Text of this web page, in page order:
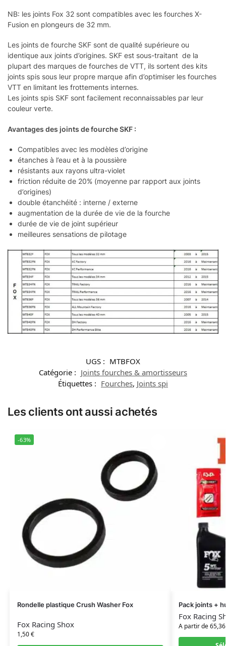
NB: les joints Fox 32 sont compatibles avec les fourches X-
Fusion en plongeurs de 32 mm.
Les joints de fourche SKF sont de qualité supérieure ou
identique aux joints d’origines. SKF est sous-traitant de la
plupart des marques de fourches de VTT, ils sortent des kits
joints spis sous leur propre marque afin d’optimiser les fourches
VTT en limitant les frottements internes.
Les joints spis SKF sont facilement reconnaissables par leur
couleur verte.
Avantages des joints de fourche SKF :
Compatibles avec les modèles d’origine
étanches à l’eau et à la poussière
résistants aux rayons ultra-violet
friction réduite de 20% (moyenne par rapport aux joints
d’origines)
double étanchéité : interne / externe
augmentation de la durée de vie de la fourche
durée de vie de joint supérieur
meilleures sensations de pilotage
UGS : MTBFOX
Catégorie : Joints fourches & amortisseurs
Étiquettes : Fourches, Joints spi
Les clients ont aussi achetés
-63%
Rondelle plastique Crush Washer Fox
Fox Racing Shox
1,50€
Pack joints +
Fox Racing
A partir de